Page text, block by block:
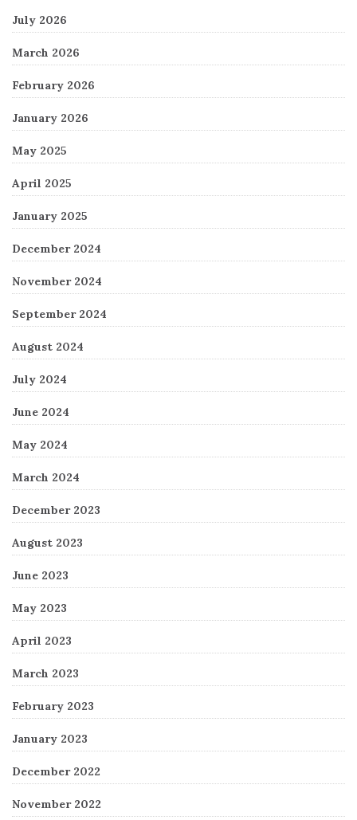
July 2026
March 2026
February 2026
January 2026
May 2025
April 2025
January 2025
December 2024
November 2024
September 2024
August 2024
July 2024
June 2024
May 2024
March 2024
December 2023
August 2023
June 2023
May 2023
April 2023
March 2023
February 2023
January 2023
December 2022
November 2022